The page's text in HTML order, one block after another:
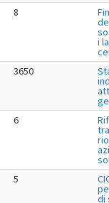
8
i
3650
6
5
di